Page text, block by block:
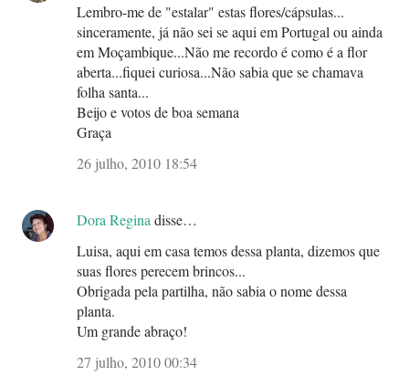
Lembro-me de "estalar" estas flores/cápsulas...
sinceramente, já não sei se aqui em Portugal ou ainda
em Moçambique...Não me recordo é como é a flor
aberta...fiquei curiosa...Não sabia que se chamava
folha santa...
Beijo e votos de boa semana
Graça
26 julho, 2010 18:54
Dora Regina disse…
Luisa, aqui em casa temos dessa planta, dizemos que
suas flores perecem brincos...
Obrigada pela partilha, não sabia o nome dessa
planta.
Um grande abraço!
27 julho, 2010 00:34